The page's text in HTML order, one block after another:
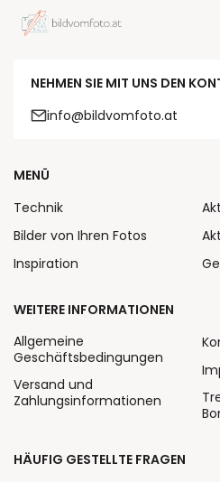
NEHMEN SIE MIT UNS DEN
info@bildvomfoto.at
MENÜ
Technik
Bilder von Ihren Fotos
Inspiration
WEITERE INFORMATIONEN
Allgemeine
Geschäftsbedingungen
Versand und
Zahlungsinformationen
HÄUFIG GESTELLTE FRAGEN